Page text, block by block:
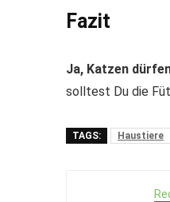
Fazit
Ja, Katzen
solltest Du die
TAGS: Haustiere